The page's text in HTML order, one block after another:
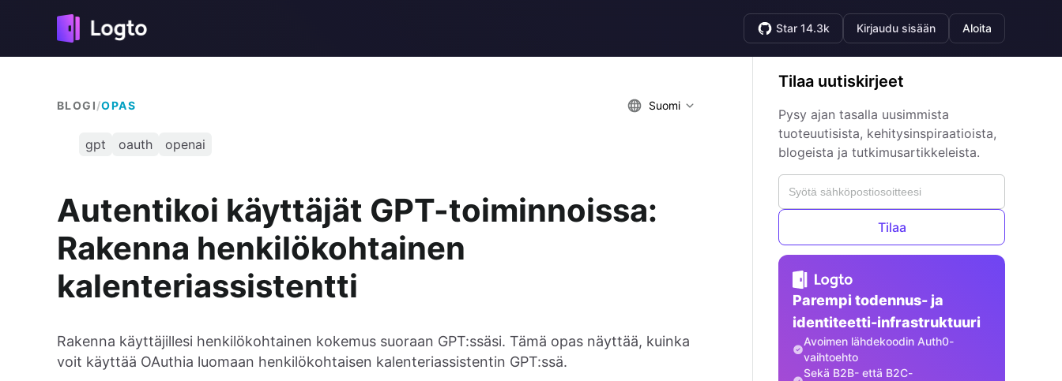
Star 14.3k Kirjaudu sisään Aloita
BLOGI/OPAS Suomi
gpt oauth openai
Autentikoi käyttäjät GPT-toiminnoissa:
Rakenna henkilökohtainen
kalenteriassistentti
Rakenna käyttäjillesi henkilökohtainen kokemus suoraan GPT:ssäsi. Tämä opas näyttää, kuinka
voit käyttää OAuthia luomaan henkilökohtaisen kalenteriassistentin GPT:ssä.
Tilaa uutiskirjeet
Pysy ajan tasalla uusimmista
tuoteuutisista, kehitysinspiraatioista,
blogeista ja tutkimusartikkeleista.
Tilaa
Parempi todennus- ja
identiteetti-infrastruktuuri
Avoimen lähdekoodin Auth0-
vaihtoehto
Sekä B2B- että B2C-